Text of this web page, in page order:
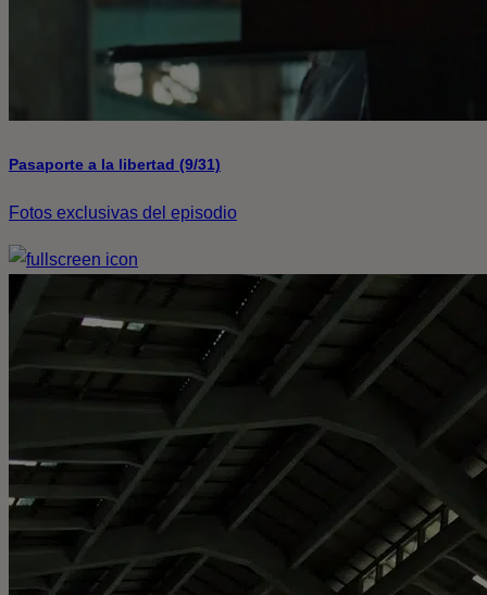
Pasaporte a la libertad (9/31)
Fotos exclusivas del episodio